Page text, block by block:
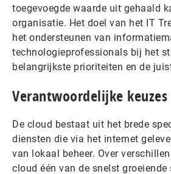
toegevoegde waarde uit gehaald
organisatie. Het doel van het IT
het ondersteunen van
technologieprofessionals bij het
belangrijkste prioriteiten en de
Verantwoordelijke keuzes
De cloud bestaat uit het brede
diensten die via het internet
van lokaal beheer. Over
cloud één van de snelst